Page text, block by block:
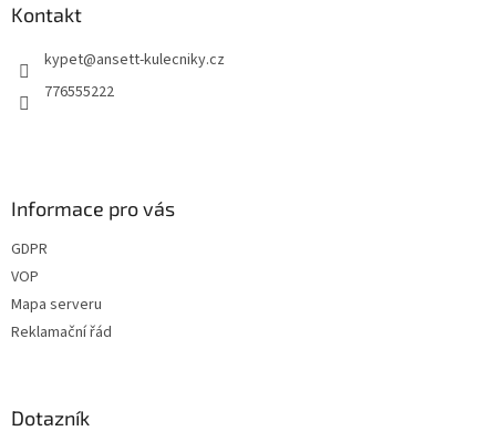
Kontakt
kypet@ansett-kulecniky.cz
776555222
Informace pro vás
GDPR
VOP
Mapa serveru
Reklamační řád
Dotazník